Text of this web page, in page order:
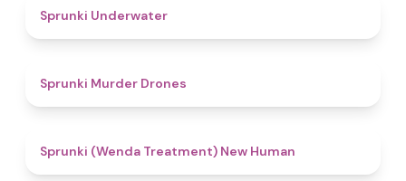
Sprunki Underwater
Sprunki Murder Drones
Sprunki (Wenda Treatment) New Human